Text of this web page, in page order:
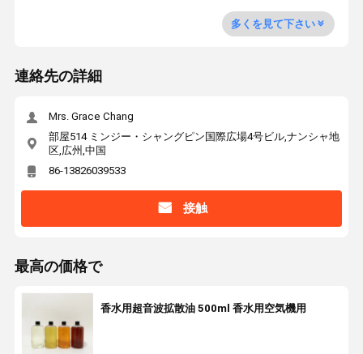
多くを見て下さい
連絡先の詳細
Mrs. Grace Chang
部屋514 ミンジー・シャングピン国際広場4号ビル,ナンシャ地
区,広州,中国
86-13826039533
接触
最高の価格で
香水用超音波拡散油 500ml 香水用空気機用